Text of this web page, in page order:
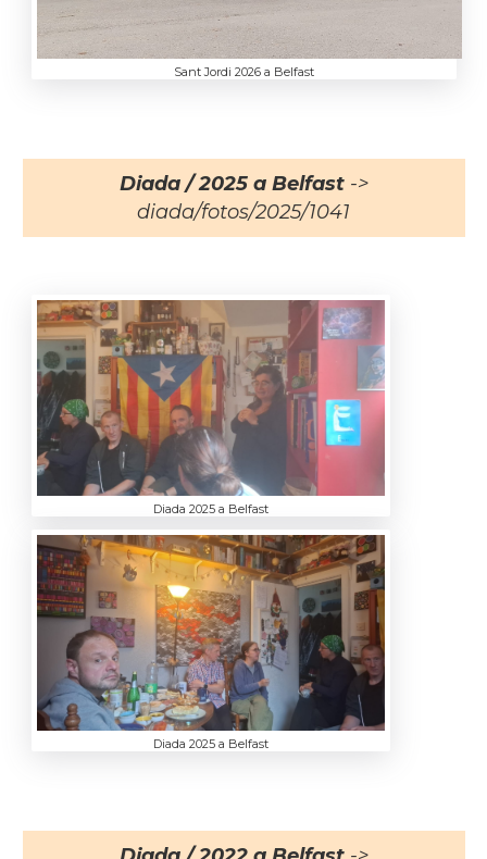
Sant Jordi 2026 a Belfast
Diada / 2025 a Belfast->
diada/fotos/2025/1041
Diada 2025 a Belfast
Diada 2025 a Belfast